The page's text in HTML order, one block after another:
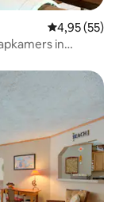
Gemiddelde
4,95 (55)
in